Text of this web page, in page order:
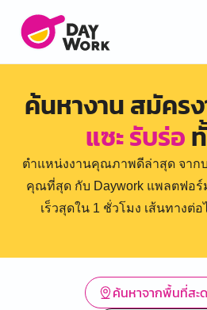
ค้นหางาน สมัคร
แซะ รับร่อ
ตำแหน่งงานคุณภาพดีล่าสุด จาก
คุณที่สุด กับ Daywork แพลตฟอ
เร็วสุดใน 1 ชั่วโมง เส้นทาง
ค้นหาจากพื้นที่สะ